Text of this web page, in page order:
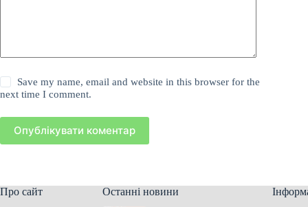
Save my name, email and website in this browser for the
next time I comment.
Опублікувати коментар
Про сайт
Останні новини